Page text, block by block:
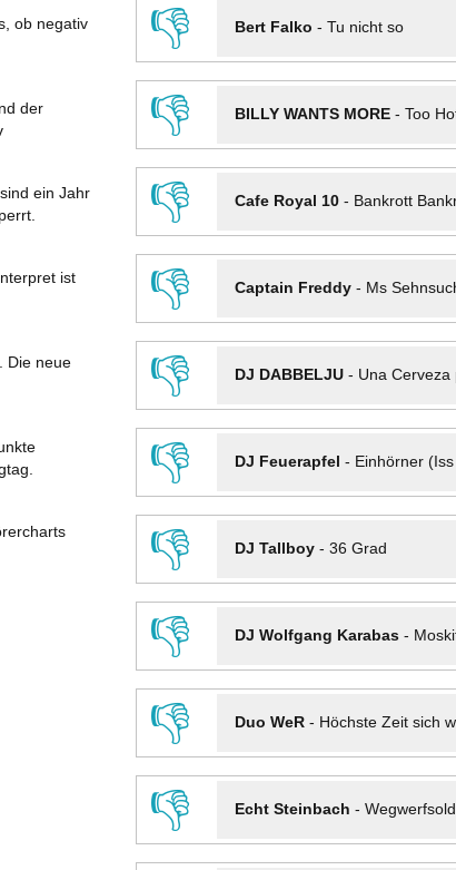
👎
Bert Falko - Tu nicht so
👎
BILLY WANTS MORE- Too
👎
Cafe Royal 10- Bankrott
👎
Captain Freddy- Ms
👎
DJ DABBELJU- Una
👎
DJ Feuerapfel - Einhörner
👎
DJ Tallboy- 36 Grad
👎
DJ Wolfgang Karabas-
👎
Duo WeR- Höchste Zeit sich
👎
Echt Steinbach -
ob negativ
der
ein Jahr
ist
Die neue